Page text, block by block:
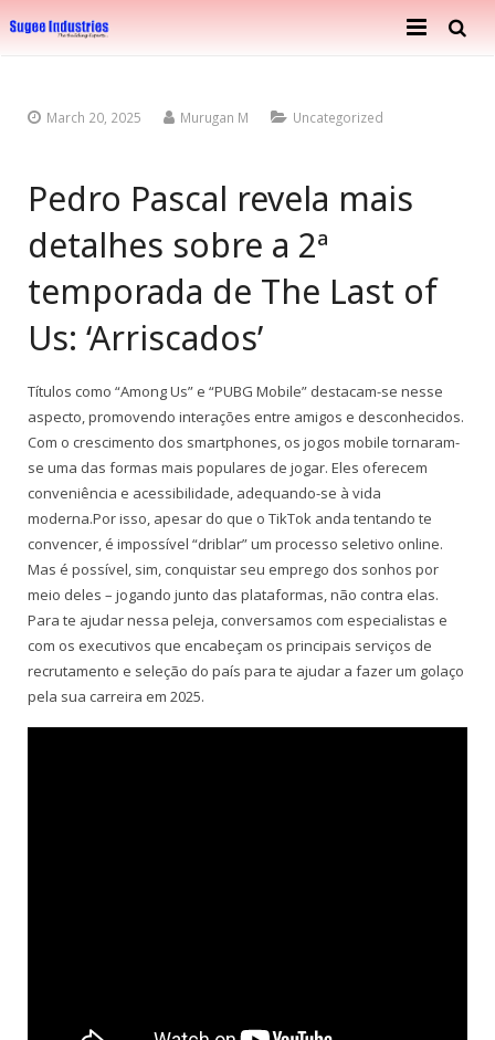
About Us
Company Profile
Achievements
Services
Building Construction
Metal Engineering Works
Mosaic Tiles Industries
Goods Carriers
Paver Blocks
Ongoing Projects
Completed Projects
Furnishing & Interior
Contact
March 20, 2025 Murugan M Uncategorized
Pedro Pascal revela mais
detalhes sobre a 2ª
temporada de The Last of
Us: ‘Arriscados’
Títulos como “Among Us” e “PUBG Mobile” destacam-se nesse
aspecto, promovendo interações entre amigos e desconhecidos.
Com o crescimento dos smartphones, os jogos mobile tornaram-
se uma das formas mais populares de jogar. Eles oferecem
conveniência e acessibilidade, adequando-se à vida
moderna.Por isso, apesar do que o TikTok anda tentando te
convencer, é impossível “driblar” um processo seletivo online.
Mas é possível, sim, conquistar seu emprego dos sonhos por
meio deles – jogando junto das plataformas, não contra elas.
Para te ajudar nessa peleja, conversamos com especialistas e
com os executivos que encabeçam os principais serviços de
recrutamento e seleção do país para te ajudar a fazer um golaço
pela sua carreira em 2025.